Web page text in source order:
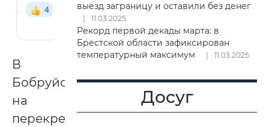
В
Бобруйске
на
перекрестке
выезд заграницу и оставили без денег
11.03.2025
Рекорд первой декады марта: в
Брестской области зафиксирован
температурный максимум
11.03.2025
Досуг